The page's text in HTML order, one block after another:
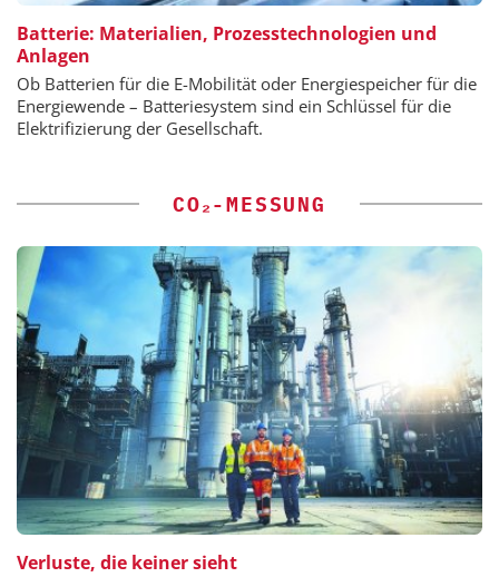
Batterie: Materialien, Prozesstechnologien und
Anlagen
Ob Batterien für die E-Mobilität oder Energiespeicher für die
Energiewende – Batteriesystem sind ein Schlüssel für die
Elektrifizierung der Gesellschaft.
CO₂-MESSUNG
Verluste, die keiner sieht